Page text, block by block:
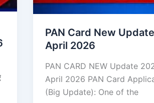
PAN Card New
April 2026
PAN CARD NEW Update
April 2026 PAN Card
(Big Update): One of the